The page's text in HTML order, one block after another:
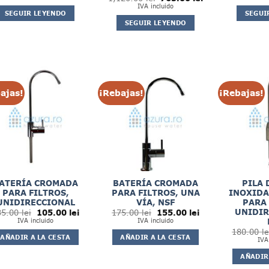
original
era:
1,118.49 lei. 762.60 lei.
SEGUIR LEYENDO
precio
original
era:
1,120.00 lei.
precio
IVA incluido
SEGUIR LEYENDO
CROMADA
PARA FILTROS,
lei El
precio
original
era:
135.00 lei.
105.00 leiEl
precio
105.00 lei.
IVA incluido
AÑADIR A LA CESTA
¡Rebajas!
BATERÍA CROMADA
PARA FILTROS, UNA
VÍA, NSF
175.00lei El
precio
original
era:
175.00 lei.
155.00 leiEl
precio
IVA incluido
AÑADIR A LA CESTA
¡Rebajas!
PILA
180.00